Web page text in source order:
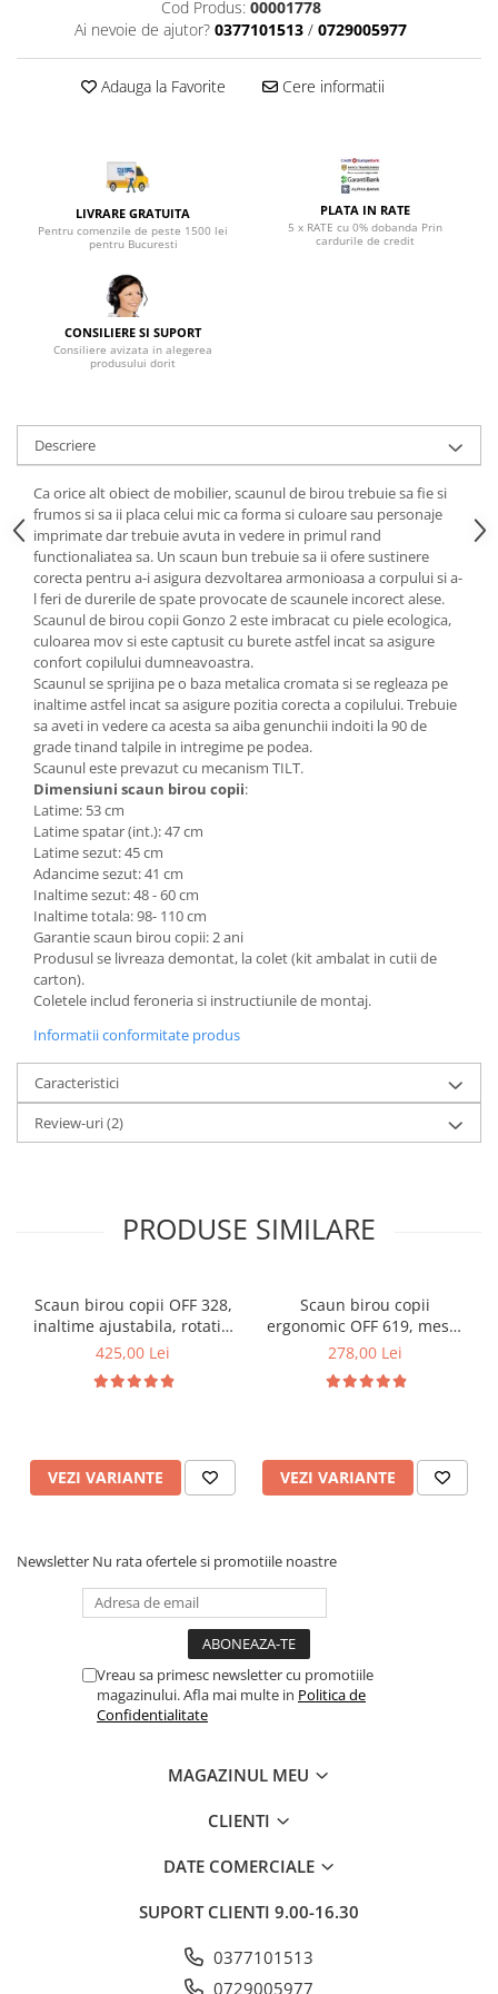
Top saltele 10 cm
Top saltele memory 5 cm
Top saltele MemoHR 6.5 cm
Saltele cu spuma
Scaune manager
Mese bucatarie
Seturi mese si scaune bucatarie
Mobila hol
Portmantouri
Seturi mobilier hol
Stender haine
Cuiere
Mobilier gradinita
Mese gradinita
Scaune gradinita
Set mese si scaune gradinita
Mobilier copii
Mobila camera copii
Scaune birou pentru copii
Saltele patuturi copii
Paturi copii
Masa si scaune gradinita
Seturi comode living si dormitor
Cod Produs: 00001778
Ai nevoie de ajutor? 0377101513 / 0729005977
Adauga la Favorite Cere informatii
LIVRARE GRATUITA
Pentru comenzile de peste 1500 lei
pentru Bucuresti
PLATA IN RATE
5 x RATE cu 0% dobanda Prin
cardurile de credit
CONSILIERE SI SUPORT
Consiliere avizata in alegerea
produsului dorit
Descriere
Ca orice alt obiect de mobilier, scaunul de birou trebuie sa fie si
frumos si sa ii placa celui mic ca forma si culoare sau personaje
imprimate dar trebuie avuta in vedere in primul rand
functionaliatea sa. Un scaun bun trebuie sa ii ofere sustinere
corecta pentru a-i asigura dezvoltarea armonioasa a corpului si a-
l feri de durerile de spate provocate de scaunele incorect alese.
Scaunul de birou copii Gonzo 2 este imbracat cu piele ecologica,
culoarea mov si este captusit cu burete astfel incat sa asigure
confort copilului dumneavoastra.
Scaunul se sprijina pe o baza metalica cromata si se regleaza pe
inaltime astfel incat sa asigure pozitia corecta a copilului. Trebuie
sa aveti in vedere ca acesta sa aiba genunchii indoiti la 90 de
grade tinand talpile in intregime pe podea.
Scaunul este prevazut cu mecanism TILT.
Dimensiuni scaun birou copii:
Latime: 53 cm
Latime spatar (int.): 47 cm
Latime sezut: 45 cm
Adancime sezut: 41 cm
Inaltime sezut: 48 - 60 cm
Inaltime totala: 98- 110 cm
Garantie scaun birou copii: 2 ani
Produsul se livreaza demontat, la colet (kit ambalat in cutii de
carton).
Coletele includ feroneria si instructiunile de montaj.
Informatii conformitate produs
Caracteristici
Review-uri(2)
PRODUSE SIMILARE
Scaun birou copii OFF 328,
inaltime ajustabila, rotativ,
cu brate, piele ecologica, 65
425,00 Lei
VEZI VARIANTE
Scaun birou copii
ergonomic OFF 619, mesh,
baza cromata, inaltime
278,00 Lei
VEZI VARIANTE
Newsletter Nu rata ofertele si promotiile noastre
Vreau sa primesc newsletter cu promotiile
magazinului. Afla mai multe in Politica de
Confidentialitate
MAGAZINUL MEU
CLIENTI
DATE COMERCIALE
SUPORT CLIENTI 9.00-16.30
0377101513
0729005977